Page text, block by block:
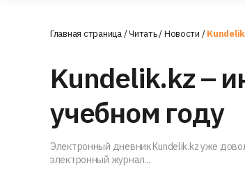
Главная страница/Читать/Новости /
Kundelik.kz –
учебном году
Электронный дневник Kundelik.kz уже
электронный журнал...